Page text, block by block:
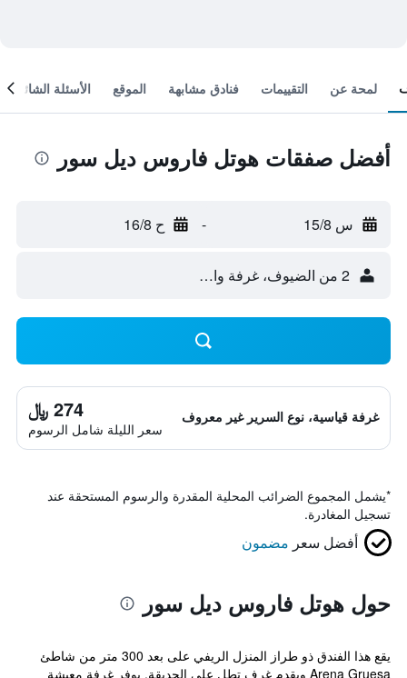
لمحة عن التقييمات فنادق مشابهة الموقع الأسئلة الشائعة
أفضل صفقات هوتل فاروس ديل سور
س 15/8 - ح 16/8
2 من الضيوف، غرفة واحدة
غرفة قياسية، نوع السرير غير معروف 274 ﷼
سعر الليلة شامل الرسوم
*يشمل المجموع الضرائب المحلية المقدرة والرسوم المستحقة عند
تسجيل المغادرة.
أفضل سعر مضمون
حول هوتل فاروس ديل سور
يقع هذا الفندق ذو طراز المنزل الريفي على بعد 300 متر من شاطئ
Arena Gruesa ويقدم غرف تطل على الحديقة. يوفر غرفة معيشة